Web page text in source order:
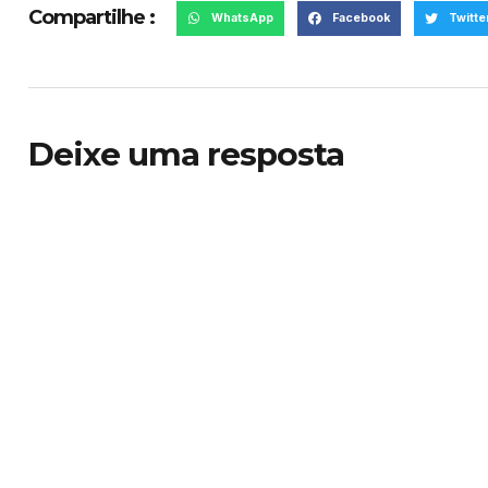
Compartilhe : WhatsApp Facebook
Deixe uma resposta